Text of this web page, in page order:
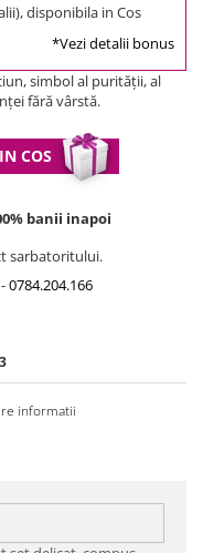
disponibila in Cos
*Vezi detalii bonus
simbol al purității, al
fără vârstă.
COS
banii inapoi
sarbatoritului.
-0784.204.166
informatii